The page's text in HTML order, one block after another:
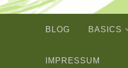
BLOG BASICS
IMPRESSUM